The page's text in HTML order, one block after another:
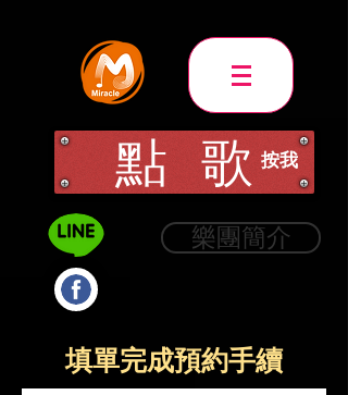
點 歌 ​按我
樂團簡介
填單完成預約手續